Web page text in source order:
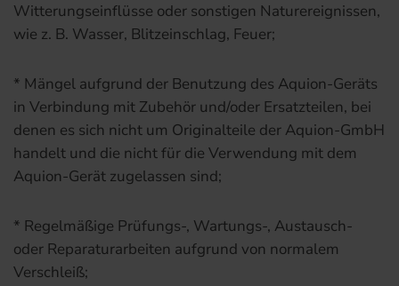
Witterungseinflüsse oder sonstigen Naturereignissen,
wie z. B. Wasser, Blitzeinschlag, Feuer;
* Mängel aufgrund der Benutzung des Aquion-Geräts
in Verbindung mit Zubehör und/oder Ersatzteilen, bei
denen es sich nicht um Originalteile der Aquion-GmbH
handelt und die nicht für die Verwendung mit dem
Aquion-Gerät zugelassen sind;
* Regelmäßige Prüfungs-, Wartungs-, Austausch-
oder Reparaturarbeiten aufgrund von normalem
Verschleiß;